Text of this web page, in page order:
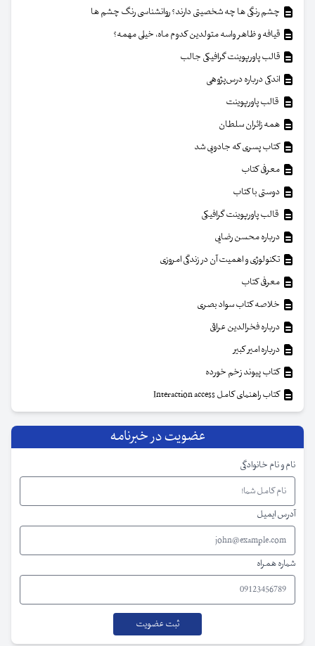
چشم رنگی ها چه شخصیتی دارند؟ روانشناسی رنگ چشم ها
قیافه و ظاهر واسه متولدین کدوم ماه، خیلی مهمه؟
قالب پاورپوینت گرافیکی جالب
اندکی درباره درس‌پژوهی
قالب پاورپوینت
همه زائران سلطان
کتاب پسری که جادویی شد
معرفی کتاب
دوستی با کتاب
قالب پاورپوینت گرافیکی
درباره محسن رضایی
تکنولوژی و اهمیت آن در زندگی امروزی
معرفی کتاب
خلاصه کتاب سواد بصری
درباره فخرالدین عراقی
درباره امیر کبیر
کتاب پیوند زخم خورده
کتاب راهنمای کامل Interaction access
عضویت در خبرنامه
نام و نام خانوادگی
آدرس ایمیل
شماره همراه